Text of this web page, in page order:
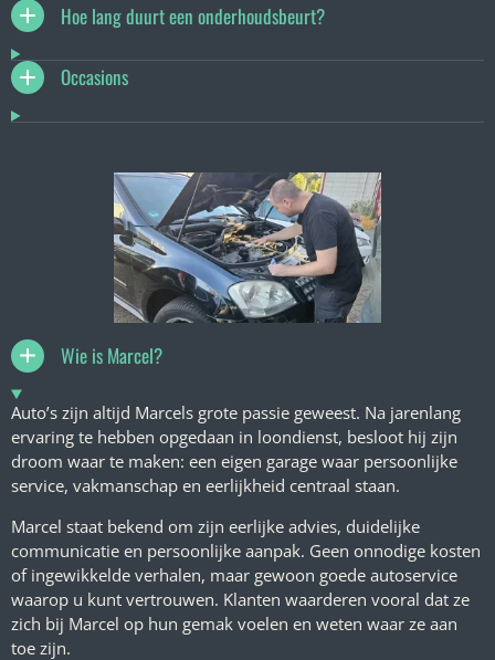
Hoe lang duurt een onderhoudsbeurt?
Occasions
Wie is Marcel?
Auto’s zijn altijd Marcels grote passie geweest. Na jarenlang
ervaring te hebben opgedaan in loondienst, besloot hij zijn
droom waar te maken: een eigen garage waar persoonlijke
service, vakmanschap en eerlijkheid centraal staan.
Marcel staat bekend om zijn eerlijke advies, duidelijke
communicatie en persoonlijke aanpak. Geen onnodige kosten
of ingewikkelde verhalen, maar gewoon goede autoservice
waarop u kunt vertrouwen. Klanten waarderen vooral dat ze
zich bij Marcel op hun gemak voelen en weten waar ze aan
toe zijn.